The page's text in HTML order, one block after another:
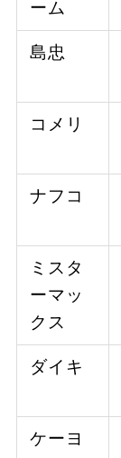
ーム
島忠
コメリ
ナフコ
ミスタ
ーマッ
クス
ダイキ
ケーヨ